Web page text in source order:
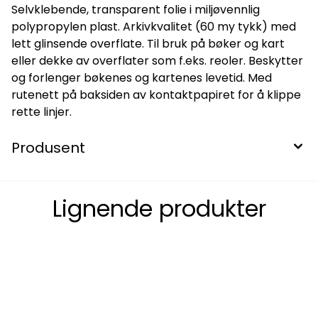
Selvklebende, transparent folie i miljøvennlig
polypropylen plast. Arkivkvalitet (60 my tykk) med
lett glinsende overflate. Til bruk på bøker og kart
eller dekke av overflater som f.eks. reoler. Beskytter
og forlenger bøkenes og kartenes levetid. Med
rutenett på baksiden av kontaktpapiret for å klippe
rette linjer.
Produsent
Lignende produkter